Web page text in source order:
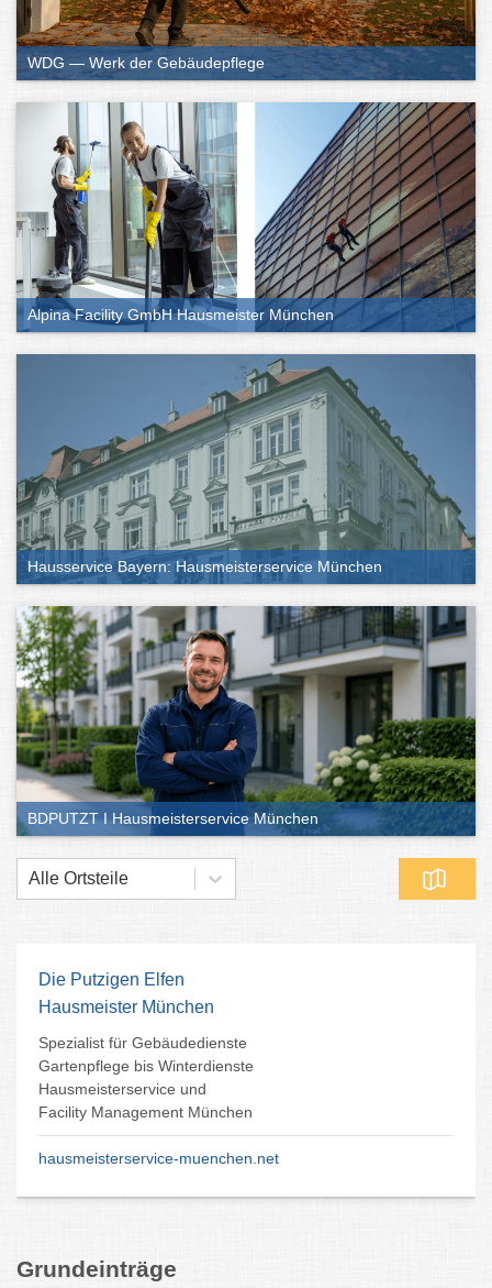
WDG — Werk der Gebäudepflege
Alpina Facility GmbH Hausmeister München
Hausservice Bayern: Hausmeisterservice München
BDPUTZT I Hausmeisterservice München
Alle Ortsteile
Die Putzigen Elfen
Hausmeister München
Spezialist für Gebäudedienste
Gartenpflege bis Winterdienste
Hausmeisterservice und
Facility Management München
hausmeisterservice-muenchen.net
Grundeinträge